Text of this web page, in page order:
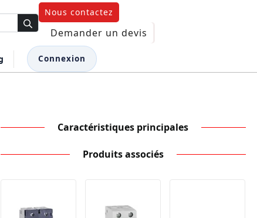
Nous contactez
Demander un devis
Connexion
Caractéristiques principales
Produits associés